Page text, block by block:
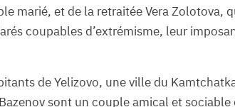
marié, et de la retraitée Vera Zolotova,
coupables d’extrémisme, leur
de Yelizovo, une ville du
sont un couple amical et